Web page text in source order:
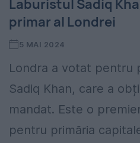
Laburistul Sadiq
primar al Londrei
5 MAI 2024
Londra a votat pentru
Sadiq Khan, care a
mandat. Este o
pentru primăria